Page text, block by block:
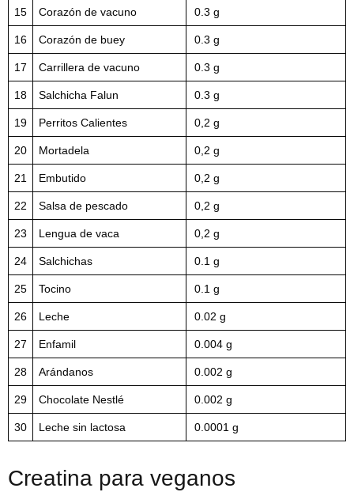
15 Corazón de vacuno 0.3 g
16 Corazón de buey 0.3 g
17 Carrillera de vacuno 0.3 g
18 Salchicha Falun 0.3 g
19 Perritos Calientes 0,2 g
20 Mortadela 0,2 g
21 Embutido 0,2 g
22 Salsa de pescado 0,2 g
23 Lengua de vaca 0,2 g
24 Salchichas 0.1 g
25 Tocino 0.1 g
26 Leche 0.02 g
27 Enfamil 0.004 g
28 Arándanos 0.002 g
29 Chocolate Nestlé 0.002 g
30 Leche sin lactosa 0.0001 g
Creatina para veganos